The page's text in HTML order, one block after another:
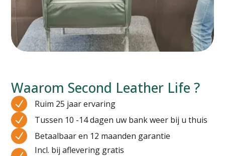
Waarom Second Leather Life ?
N
Ruim 25 jaar ervaring
N
Tussen 10 -14 dagen uw bank weer bij u thuis
N
Betaalbaar en 12 maanden garantie
Incl. bij aflevering gratis